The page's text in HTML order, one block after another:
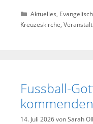
Kategorien
Aktuelles,
Kreuzeskirche,
Fussball-
14. Juli 2026vonSarah